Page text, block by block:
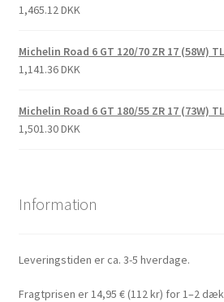
1,465.12 DKK
Michelin Road 6 GT 120/70 ZR 17 (58W)
1,141.36 DKK
Michelin Road 6 GT 180/55 ZR 17 (73W)
1,501.30 DKK
Information
Leveringstiden er ca. 3-5 hverdage.
Fragtprisen er 14,95 € (112 kr) for 1–2